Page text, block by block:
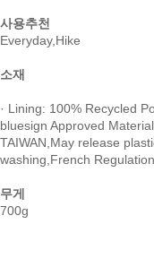
사용추천
Everyday,Hike
소재
· Lining: 100% Recycled
bluesign Approved
TAIWAN,May release
washing,French
무게
700g